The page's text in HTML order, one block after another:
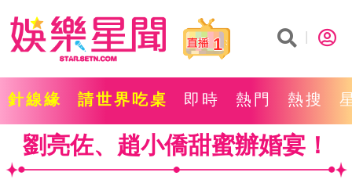
1
針線緣 請世界吃桌 即時 熱門 熱搜
劉亮佐、趙小僑甜蜜辦婚宴！